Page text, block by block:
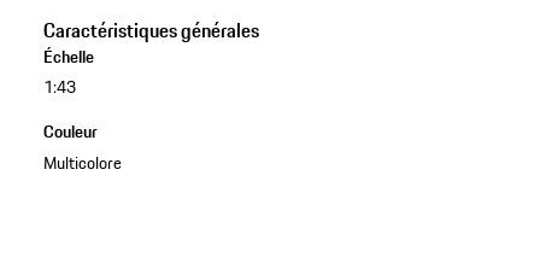
Caractéristiques générales
Échelle
1:43
Couleur
Multicolore